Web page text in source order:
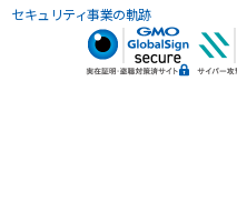
セキュリティ事業の軌跡